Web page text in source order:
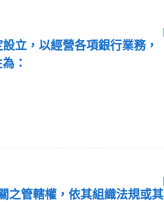
立，以經營各項銀行業務，
為：
之管轄權，依其組織法規或其